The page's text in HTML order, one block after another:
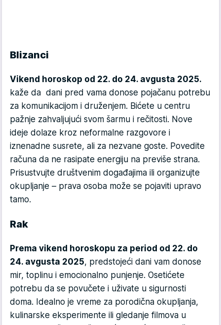
Blizanci
Vikend horoskop od 22. do 24. avgusta 2025.
kaže da dani pred vama donose pojačanu potrebu
za komunikacijom i druženjem. Bićete u centru
pažnje zahvaljujući svom šarmu i rečitosti. Nove
ideje dolaze kroz neformalne razgovore i
iznenadne susrete, ali za nezvane goste. Povedite
računa da ne rasipate energiju na previše strana.
Prisustvujte društvenim događajima ili organizujte
okupljanje – prava osoba može se pojaviti upravo
tamo.
Rak
Prema vikend horoskopu za period od 22. do
24. avgusta 2025, predstojeći dani vam donose
mir, toplinu i emocionalno punjenje. Osetićete
potrebu da se povučete i uživate u sigurnosti
doma. Idealno je vreme za porodična okupljanja,
kulinarske eksperimente ili gledanje filmova u